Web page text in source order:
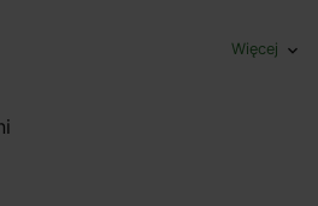
Więcej expand_more